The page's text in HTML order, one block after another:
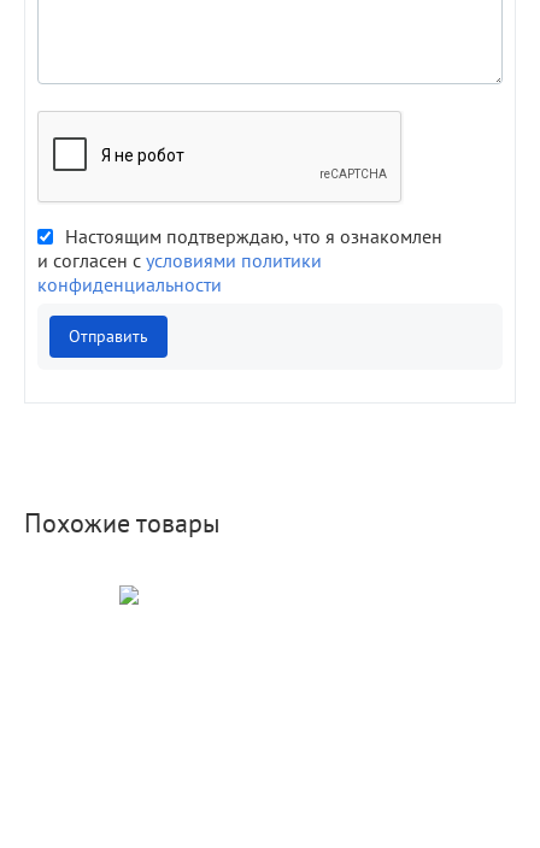
Настоящим подтверждаю, что я ознакомлен
и согласен с условиями политики
конфиденциальности
Отправить
Похожие товары